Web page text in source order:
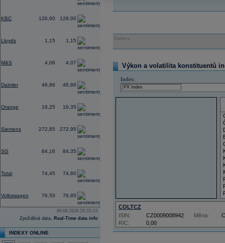
KBC 126,60 128,00
-0,39
Lloyds 1,15 1,15
-2,05
M&S 4,06 4,07
Daimler 46,86 46,86
Orange 16,25 16,35
Siemens 272,85 272,95
SG 84,16 84,35
Total 74,45 74,60
Volkswagen 76,50 76,85
06.08.2026 20:33:53
Zpožděná data, Real-Time data info
INDEXY ONLINE
Reklama
Výkon a volatilita konstituentů
Index:
COLTCZ
RIC: 0,00
ISIN: CZ0009008942 Měna: